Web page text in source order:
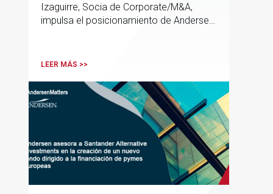
Izaguirre, Socia de Corporate/M&A,
impulsa el posicionamiento de Andersen
procesos estratégicos de M&A
LEER MÁS >>